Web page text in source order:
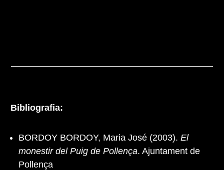
Bibliografia:
BORDOY BORDOY, Maria José (2003). El
monestir del Puig de Pollença. Ajuntament de
Pollença